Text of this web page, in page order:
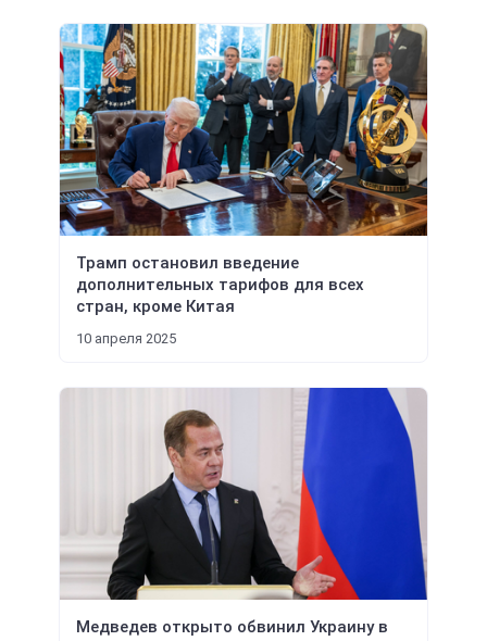
Трамп остановил введение
дополнительных тарифов для всех
стран, кроме Китая
10 апреля 2025
Медведев открыто обвинил Украину в